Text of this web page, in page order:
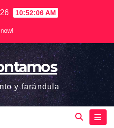
10:52:07 AM
y farándula